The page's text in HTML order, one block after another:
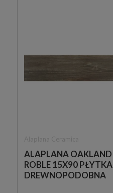
ALAPLANA OAKLAND
ROBLE 15X90 PŁYTKA
DREWNOPODOBNA